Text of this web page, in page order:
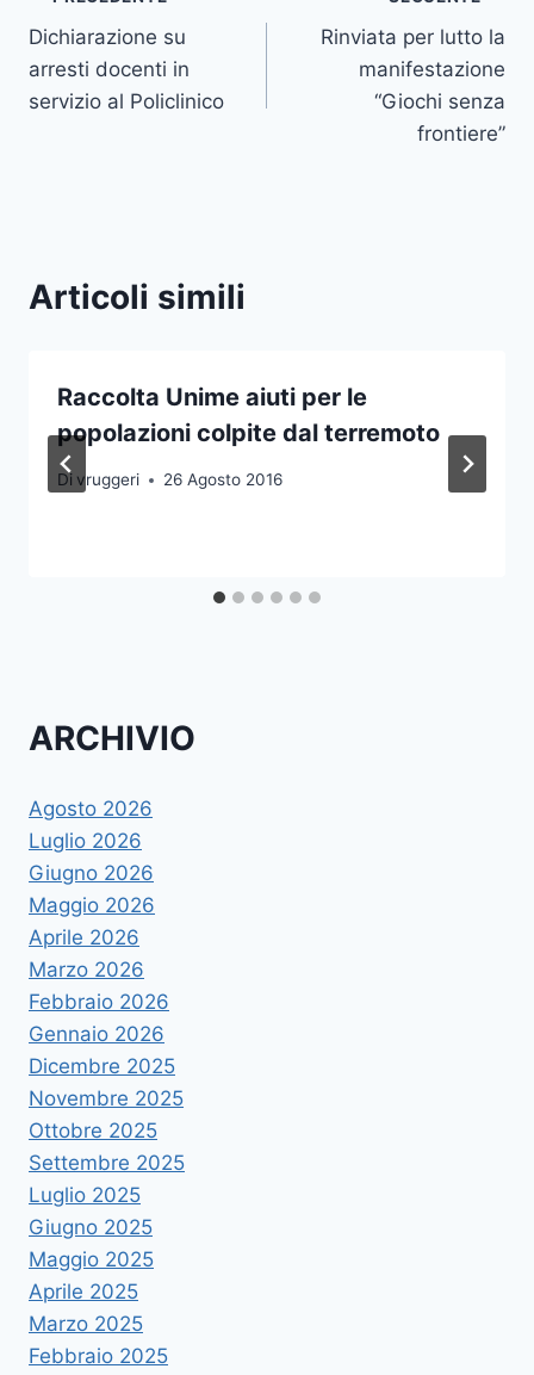
articoli
Dichiarazione su
arresti docenti in
servizio al Policlinico
Rinviata per lutto la
manifestazione
“Giochi senza
frontiere”
Articoli simili
Raccolta Unime aiuti per le
popolazioni colpite dal terremoto
Di vruggeri 26 Agosto 2016
ARCHIVIO
Agosto 2026
Luglio 2026
Giugno 2026
Maggio 2026
Aprile 2026
Marzo 2026
Febbraio 2026
Gennaio 2026
Dicembre 2025
Novembre 2025
Ottobre 2025
Settembre 2025
Luglio 2025
Giugno 2025
Maggio 2025
Aprile 2025
Marzo 2025
Febbraio 2025